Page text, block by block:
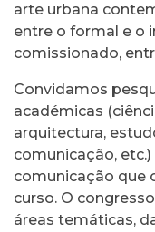
arte urbana
entre o formal e o
comissionado,
Convidamos
académicas
arquitectura,
comunicação,
comunicação que
curso. O
áreas temáticas,